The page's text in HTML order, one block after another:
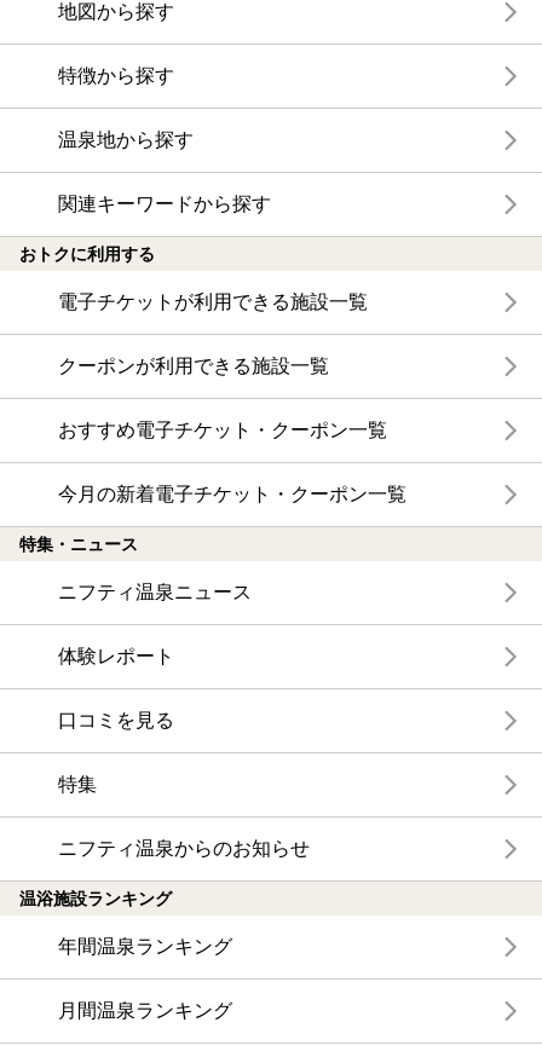
地図から探す
特徴から探す
温泉地から探す
関連キーワードから探す
おトクに利用する
電子チケットが利用できる施設一覧
クーポンが利用できる施設一覧
おすすめ電子チケット・クーポン一覧
今月の新着電子チケット・クーポン一覧
特集・ニュース
ニフティ温泉ニュース
体験レポート
口コミを見る
特集
ニフティ温泉からのお知らせ
温浴施設ランキング
年間温泉ランキング
月間温泉ランキング